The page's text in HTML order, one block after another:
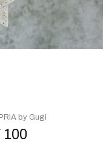
100
by Gugi